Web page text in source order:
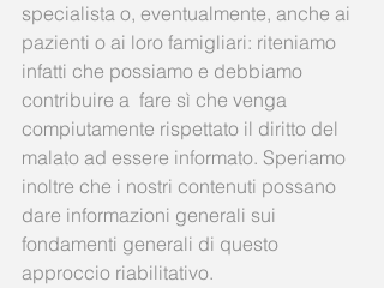
specialista o, eventualmente, anche ai
pazienti o ai loro famigliari: riteniamo
infatti che possiamo e debbiamo
contribuire a  fare sì che venga
compiutamente rispettato il diritto del
malato ad essere informato. Speriamo
inoltre che i nostri contenuti possano
dare informazioni generali sui
fondamenti generali di questo
approccio riabilitativo.